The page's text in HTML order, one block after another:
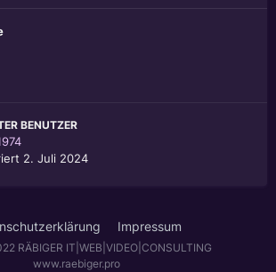
BENUTZER
2. Juli 2024
Impressum
RÄBIGER IT|WEB|VIDEO|CONSULTING
www.raebiger.pro